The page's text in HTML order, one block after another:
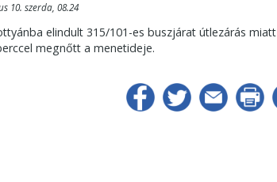
10. szerda, 08.24
elindult 315/101-es buszjárat útlezárás miatt
megnőtt a menetideje.